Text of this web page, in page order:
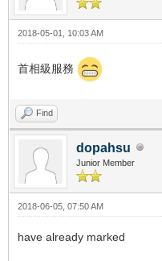
2018-05-01, 10:03 AM
首相級服務
Find
dopahsu
Junior Member
2018-06-05, 07:50 AM
have already marked